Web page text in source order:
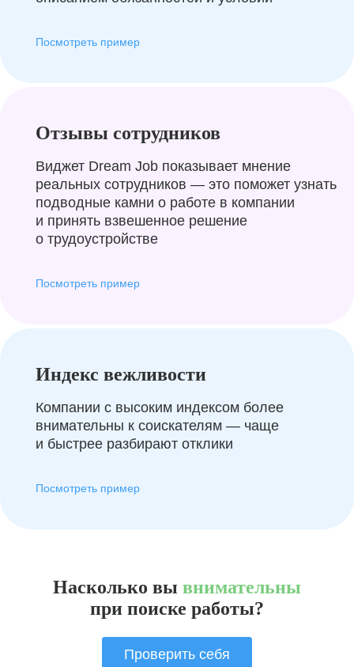
Посмотреть пример
Отзывы сотрудников
Виджет Dream Job показывает мнение
реальных сотрудников — это поможет узнать
подводные камни о работе в компании
и принять взвешенное решение
о трудоустройстве
Посмотреть пример
Индекс вежливости
Компании с высоким индексом более
внимательны к соискателям — чаще
и быстрее разбирают отклики
Посмотреть пример
Насколько вы внимательны
при поиске работы?
Проверить себя